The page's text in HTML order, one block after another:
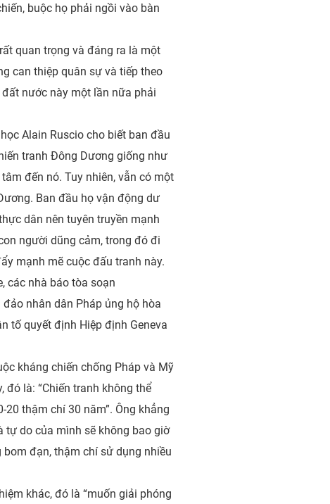
buộc họ phải ngồi vào bàn
quan trọng và đáng ra là một
can thiệp quân sự và tiếp theo
nước này một lần nữa phải
Alain Ruscio cho biết ban đầu
tranh Đông Dương giống như
đến nó. Tuy nhiên, vẫn có một
Ban đầu họ vận động dư
dân nên tuyên truyền mạnh
người dũng cảm, trong đó đi
mạnh mẽ cuộc đấu tranh này.
các nhà báo tòa soạn
nhân dân Pháp ủng hộ hòa
tố quyết định Hiệp định Geneva
kháng chiến chống Pháp và Mỹ
là: “Chiến tranh không thể
thậm chí 30 năm”. Ông khẳng
tự do của mình sẽ không bao giờ
đạn, thậm chí sử dụng nhiều
khác, đó là “muốn giải phóng